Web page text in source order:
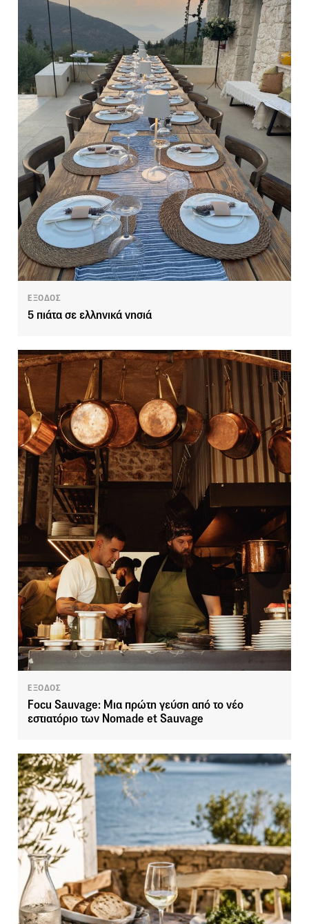
ΕΞΟΔΟΣ
5 πιάτα σε ελληνικά νησιά
ΕΞΟΔΟΣ
Focu Sauvage: Μια πρώτη γεύση από το νέο
εστιατόριο των Nomade et Sauvage